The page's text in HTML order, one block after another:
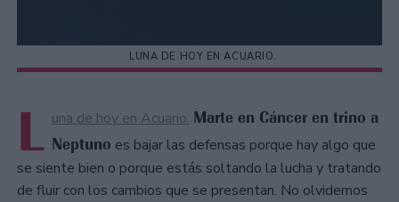
LUNA DE HOY EN ACUARIO.
L una de hoy en Acuario. Marte en Cáncer en trino a
Neptuno es bajar las defensas porque hay algo que
se siente bien o porque estás soltando la lucha y tratando
de fluir con los cambios que se presentan. No olvidemos